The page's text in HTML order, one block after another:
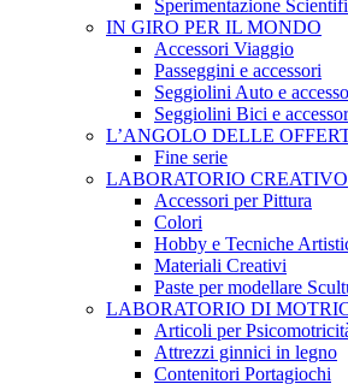
Sperimentazione
IN GIRO PER IL MONDO
Accessori Viaggio
Passeggini e accessori
Seggiolini Auto e
Seggiolini Bici e
L’ANGOLO DELLE
Fine serie
LABORATORIO CREATIVO
Accessori per Pittura
Colori
Hobby e Tecniche
Materiali Creativi
Paste per modellare
LABORATORIO DI
Articoli per
Attrezzi ginnici in legno
Contenitori Portagiochi